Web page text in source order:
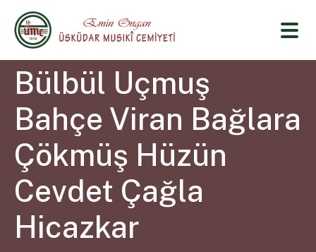
Bülbül Uçmuş
Bahçe Viran Bağlara
Çökmüş Hüzün
Cevdet Çağla
Hicazkar